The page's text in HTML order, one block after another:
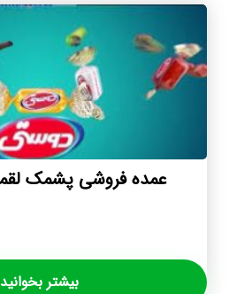
عمده فروشی پشمک
بیشتر بخوانید